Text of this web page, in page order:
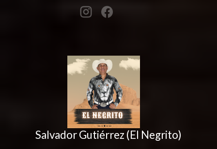
Salvador Gutiérrez (El Negrito)